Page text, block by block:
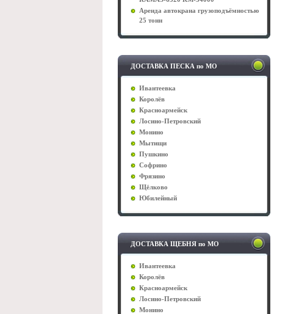
Аренда автокрана грузоподъёмностью
25 тонн
ДОСТАВКА ПЕСКА по МО
Ивантеевка
Королёв
Красноармейск
Лосино-Петровский
Монино
Мытищи
Пушкино
Софрино
Фрязино
Щёлково
Юбилейный
ДОСТАВКА ЩЕБНЯ по МО
Ивантеевка
Королёв
Красноармейск
Лосино-Петровский
Монино